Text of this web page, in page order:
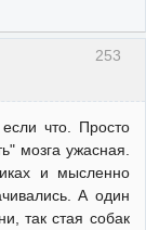
253
что. Просто
мозга ужасная.
и мысленно
А один
так стая собак